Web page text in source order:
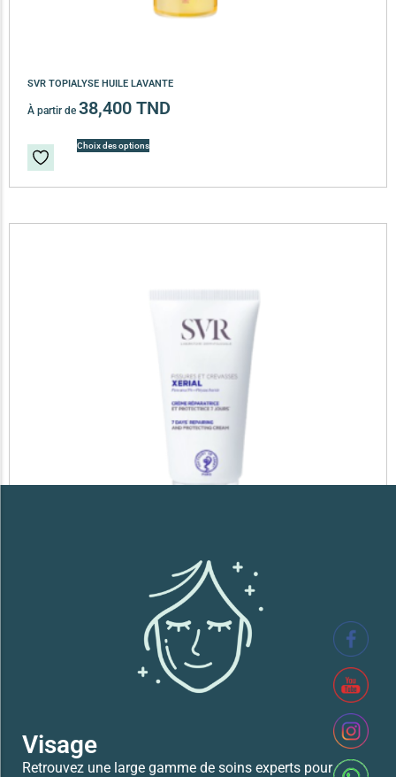
SVR XERIAL FISSURES ET CREVASSES
SVR TOPIALYSE HUILE LAVANTE
À partir de 38,400 TND
Choix des options
Visage
Retrouvez une large gamme de soins experts pour